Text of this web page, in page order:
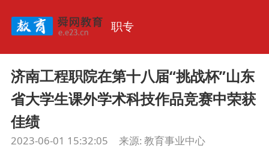
职专
济南工程职院在第十八届“挑战杯”山东
省大学生课外学术科技作品竞赛中荣获
佳绩
2023-06-01 15:32:05 来源: 教育事业中心